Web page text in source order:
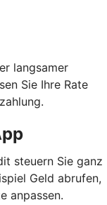
langsamer
Sie Ihre Rate
steuern Sie ganz
Geld abrufen,
anpassen.